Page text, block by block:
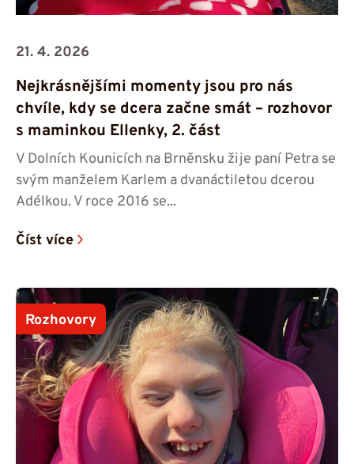
21. 4. 2026
Nejkrásnějšími momenty jsou pro nás
chvíle, kdy se dcera začne smát – rozhovor
s maminkou Ellenky, 2. část
V Dolních Kounicích na Brněnsku žije paní Petra se
svým manželem Karlem a dvanáctiletou dcerou
Adélkou. V roce 2016 se...
Číst více
Rozhovory